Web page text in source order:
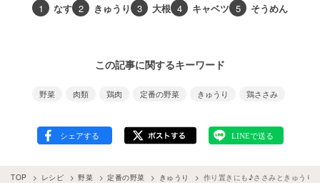
1 なす 2 きゅうり 3 大根 4 キャベツ 5 そうめん
この記事に関するキーワード
野菜 肉類 鶏肉 定番の野菜 きゅうり 鶏ささみ
TOP レシピ 野菜 定番の野菜 きゅうり 作り置きにも♪ささみときゅうり